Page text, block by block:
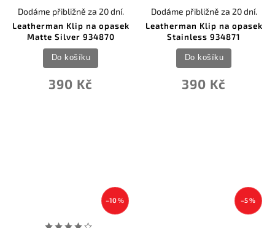
Leatherman Klip na opasek
Matte Silver 934870
Dodáme přibližně za 20 dní.
390 Kč
Do košíku
Leatherman Klip na opasek
Stainless 934871
Dodáme přibližně za 20 dní.
390 Kč
Do košíku
–10 % –5 %